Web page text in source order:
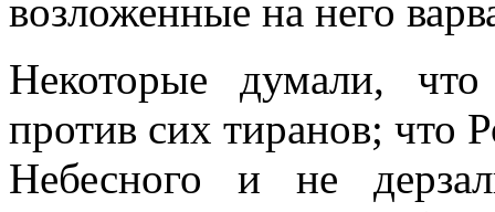
возложенные на него
Некоторые думали, что
против сих тиранов; что
Небесного и не